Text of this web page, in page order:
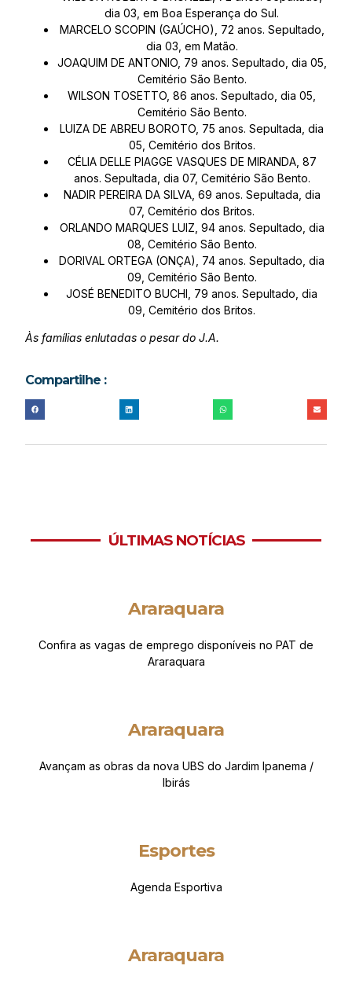
dia 03, em Boa Esperança do Sul.
MARCELO SCOPIN (GAÚCHO), 72 anos. Sepultado,
dia 03, em Matão.
JOAQUIM DE ANTONIO, 79 anos. Sepultado, dia 05,
Cemitério São Bento.
WILSON TOSETTO, 86 anos. Sepultado, dia 05,
Cemitério São Bento.
LUIZA DE ABREU BOROTO, 75 anos. Sepultada, dia
05, Cemitério dos Britos.
CÉLIA DELLE PIAGGE VASQUES DE MIRANDA, 87
anos. Sepultada, dia 07, Cemitério São Bento.
NADIR PEREIRA DA SILVA, 69 anos. Sepultada, dia
07, Cemitério dos Britos.
ORLANDO MARQUES LUIZ, 94 anos. Sepultado, dia
08, Cemitério São Bento.
DORIVAL ORTEGA (ONÇA), 74 anos. Sepultado, dia
09, Cemitério São Bento.
JOSÉ BENEDITO BUCHI, 79 anos. Sepultado, dia
09, Cemitério dos Britos.
Às famílias enlutadas o pesar do J.A.
Compartilhe :
ÚLTIMAS NOTÍCIAS
Araraquara
Confira as vagas de emprego disponíveis no PAT de
Araraquara
Araraquara
Avançam as obras da nova UBS do Jardim Ipanema /
Ibirás
Esportes
Agenda Esportiva
Araraquara